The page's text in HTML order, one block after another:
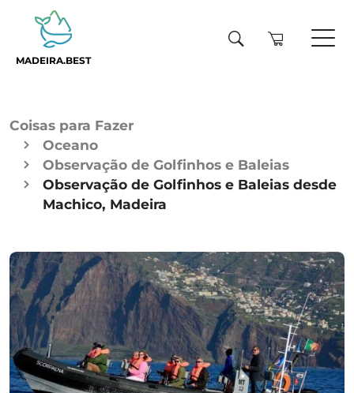
MADEIRA.BEST
Coisas para Fazer
Oceano
Observação de Golfinhos e Baleias
Observação de Golfinhos e Baleias desde
Machico, Madeira